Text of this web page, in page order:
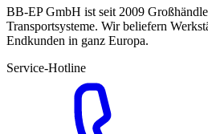
BB-EP GmbH ist seit 2009
Transportsysteme. Wir beliefern
Endkunden in ganz Europa.
Service-Hotline